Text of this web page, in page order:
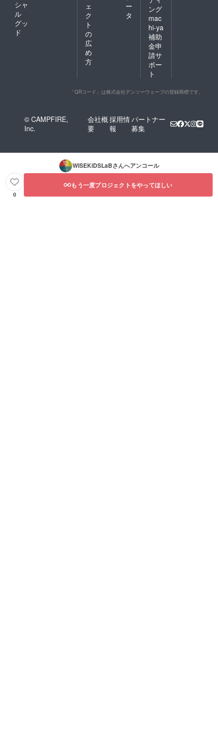
シャ
ル
グッ
ド
ェ
ク
ト
の
広
め
方
ー
タ
ング
mac
hi-ya
補助
金申
請サ
ポー
ト
「QRコード」は株式会社デンソーウェーブの登録商標です。
© CAMPFIRE,
Inc.
会社概
要
採用情
報
パートナー
募集
WiSEKiDSLaBさんへアンコール
0
もう一度プロジェクトをやってほしい